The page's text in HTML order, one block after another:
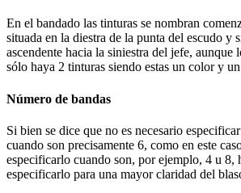
En el bandado las tinturas se nombran
situada en la diestra de la punta del escudo y
ascendente hacia la siniestra del jefe, aunque
sólo haya 2 tinturas siendo estas un color y
Número de bandas
Si bien se dice que no es necesario
cuando son precisamente 6, como en este
especificarlo cuando son, por ejemplo, 4 u 8,
especificarlo para una mayor claridad del